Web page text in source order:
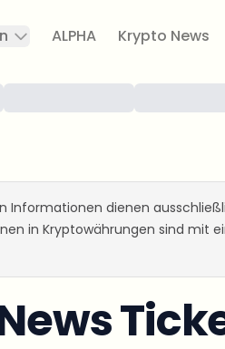
ALPHA Krypto News
Informationen dienen
in Kryptowährungen sind mit